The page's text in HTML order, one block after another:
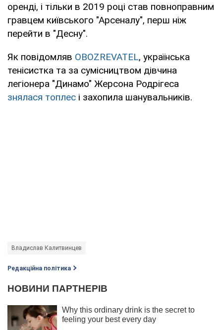
оренді, і тільки в 2019 році став повноправним
гравцем київського "Арсеналу", перш ніж
перейти в "Десну".
Як повідомляв OBOZREVATEL, українська
тенісистка та за сумісництвом дівчина
легіонера "Динамо" Жерсона Родрігеса
знялася топлес і захопила шанувальників.
Владислав Калитвинцев
Редакційна політика